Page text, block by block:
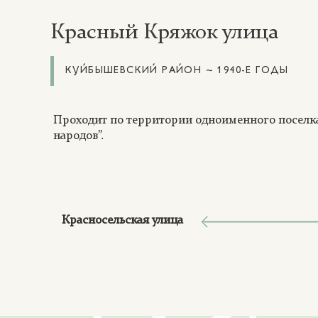
Красный Кряжок улица
КУЙБЫШЕВСКИЙ РАЙОН ~ 1940-Е ГОДЫ
Проходит по территории одноименного
народов”.
Красносельская улица